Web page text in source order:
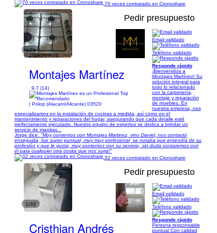
70 veces contratado en Cronoshare
1/79
Pedir presupuesto
Montajes Martínez
9,7 (14)
| Polop (Alacant/Alicante) 03520
Email validado
Teléfono validado
Responde rápido
¡Bienvenidos a
Montajes Martínez! Su
solución integral para
todo lo relacionado
con la carpintería,
montaje y reparación
de muebles. En
nuestra empresa, nos
especializamos en la instalación de cocinas a medida, así como en el
mantenimiento y reparaciones del hogar, asegurando que cada detalle esté
perfectamente ejecutado. Nuestro equipo de expertos se dedica a brindar un
servicio de manitas...
Jorge dice: "Muy contentos con Montajes Martinez, vino Daniel, nos contactó
enseguida, fue super puntual, muy muy profesional, se notaba que entendía de su
profesión y que le gusta, muy contentos con su servicio, sin duda contaremos con
él para cualquier otra cosita que nos surja!"
32 veces contratado en Cronoshare
1/33
Pedir presupuesto
Cristhian Andrés
Email validado
Teléfono validado
Responde rápido
Persona responsable
puntual Con calidad